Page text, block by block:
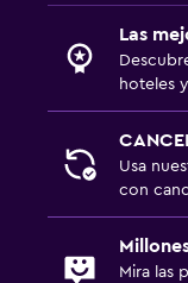
Las
hoteles
Usa
con
Mira las